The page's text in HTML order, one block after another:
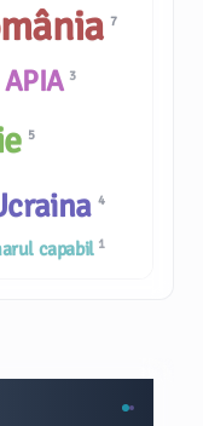
4
5
7
APIA 3
capabil 1